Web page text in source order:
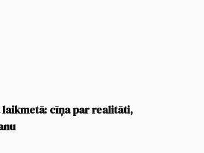
cīņa par realitāti,